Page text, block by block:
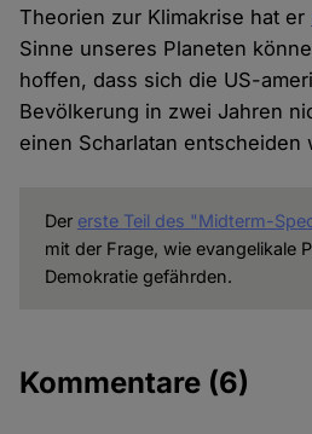
Theorien zur Klimakrise hat er
Sinne unseres Planeten
hoffen, dass sich die US-
Bevölkerung in zwei Jahren
einen Scharlatan entscheiden
Der erste Teil des "Midterm-
mit der Frage, wie evangelikale
Demokratie gefährden.
Kommentare (6)